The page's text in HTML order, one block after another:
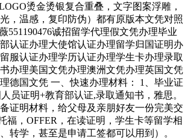
烫金烫银复合重叠，文字图案浮雕，
，温感，复印防伪）都有原版本文凭对照
551190476诚招留学代理假文凭办理毕业
认证办理大使馆认证办理留学归国证明办
服认证办理学历认证办理学生卡办理录取
办理美国文凭办理澳洲文凭办理英国文凭
德国文凭 一、快速办理材料： 1、毕业证
员证明+教育部认证,录取通知书，雅思。
备证明材料，给父母及亲朋好友一份完美交
福，OFFER，在读证明，学生卡等留学相
转学，甚至是申请工签都可以用到）。